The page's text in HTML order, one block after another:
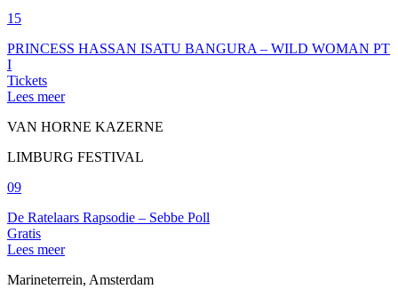
15
PRINCESS HASSAN ISATU BANGURA – WILD WOMAN PT
I
Tickets
Lees meer
VAN HORNE KAZERNE
LIMBURG FESTIVAL
09
De Ratelaars Rapsodie – Sebbe Poll
Gratis
Lees meer
Marineterrein, Amsterdam